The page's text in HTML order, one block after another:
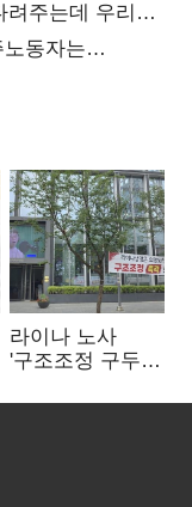
주는데 우리는
닥 구하기
동자는
라이나 노사
'구조조정 구두